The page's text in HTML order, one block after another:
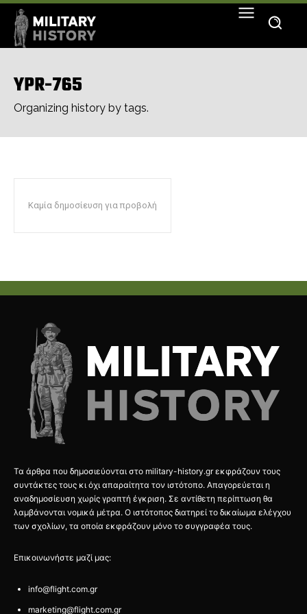
YPR-765
Organizing history by tags.
Καμία δημοσίευση για προβολή
Τα άρθρα που δημοσιεύονται στο military-history.gr εκφράζουν τους
συντάκτες τους κι όχι απαραίτητα τον ιστότοπο. Απαγορεύεται η
αναδημοσίευση χωρίς γραπτή έγκριση. Σε αντίθετη περίπτωση θα
λαμβάνονται νομικά μέτρα. Ο ιστότοπος διατηρεί το δικαίωμα ελέγχου
των σχολίων, τα οποία εκφράζουν μόνο το συγγραφέα τους.
Επικοινωνήστε μαζί μας:
info@flight.com.gr
marketing@flight.com.gr